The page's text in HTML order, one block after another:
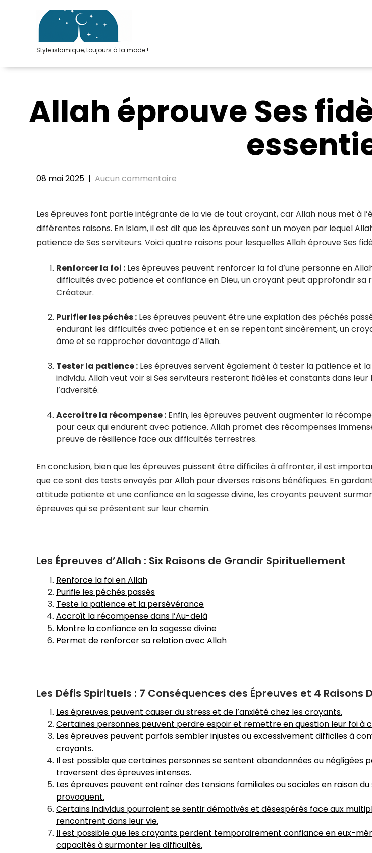
Style islamique, toujours à la mode !
Allah éprouve Ses
08 mai 2025 | Aucun commentaire
Les épreuves font partie intégrante de la vie de tout croyant, car Allah nous met à
différentes raisons. En Islam, il est dit que les épreuves sont un moyen par lequel
patience de Ses serviteurs. Voici quatre raisons pour lesquelles Allah éprouve Ses
Renforcer la foi : Les épreuves peuvent renforcer la foi d’une personne en
difficultés avec patience et confiance en Dieu, un croyant peut approfondir sa
Créateur.
Purifier les péchés : Les épreuves peuvent être une expiation des péchés
endurant les difficultés avec patience et en se repentant sincèrement, un
âme et se rapprocher davantage d’Allah.
Tester la patience : Les épreuves servent également à tester la patience et
individu. Allah veut voir si Ses serviteurs resteront fidèles et constants dans
l’adversité.
Accroître la récompense : Enfin, les épreuves peuvent augmenter la
pour ceux qui endurent avec patience. Allah promet des récompenses
preuve de résilience face aux difficultés terrestres.
En conclusion, bien que les épreuves puissent être difficiles à affronter, il est
que ce sont des tests envoyés par Allah pour diverses raisons bénéfiques. En
attitude patiente et une confiance en la sagesse divine, les croyants peuvent
épreuves qui se présentent sur leur chemin.
Les Épreuves d’Allah : Six Raisons de Grandir Spirituellement
Renforce la foi en Allah
Purifie les péchés passés
Teste la patience et la persévérance
Accroît la récompense dans l’Au-delà
Montre la confiance en la sagesse divine
Permet de renforcer sa relation avec Allah
Les Défis Spirituels : 7 Conséquences des Épreuves et 4 Raisons
Les épreuves peuvent causer du stress et de l’anxiété chez les croyants.
Certaines personnes peuvent perdre espoir et remettre en question leur foi à
Les épreuves peuvent parfois sembler injustes ou excessivement difficiles à
croyants.
Il est possible que certaines personnes se sentent abandonnées ou négligées
traversent des épreuves intenses.
Les épreuves peuvent entraîner des tensions familiales ou sociales en raison du
provoquent.
Certains individus pourraient se sentir démotivés et désespérés face aux
rencontrent dans leur vie.
Il est possible que les croyants perdent temporairement confiance en eux-
capacités à surmonter les difficultés.